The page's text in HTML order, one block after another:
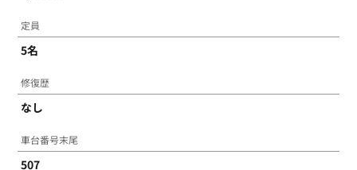
TOM'Sについて
定員
5名
修復歴
なし
車台番号末尾
507